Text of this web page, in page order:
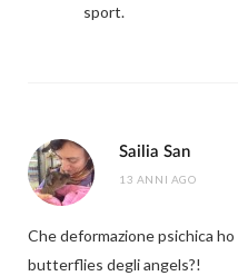
sport.
Sailia San
13 ANNI AGO
Che deformazione psichica ho
butterflies degli angels?!